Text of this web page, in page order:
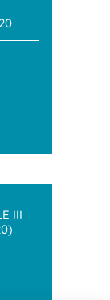
III